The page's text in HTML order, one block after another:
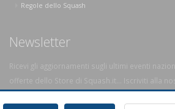
Regole dello Squash
Newsletter
Ricevi gli aggiornamenti sugli ultimi eventi
offerte dello Store di Squash.it... Iscriviti alla